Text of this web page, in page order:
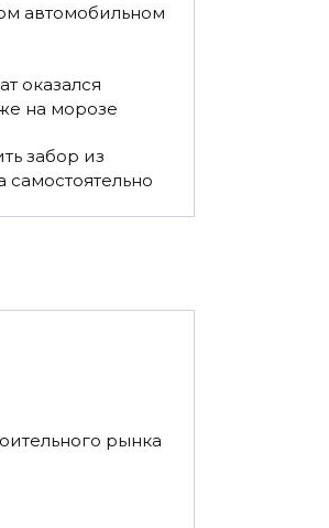
автомобильном
оказался
на морозе
забор из
самостоятельно
рынка